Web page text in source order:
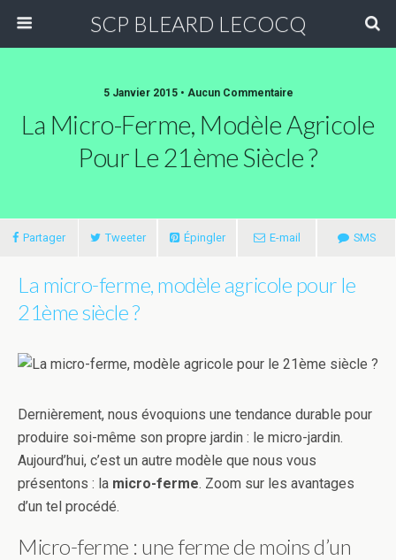
SCP BLEARD LECOCQ
5 Janvier 2015 • Aucun Commentaire
La Micro-Ferme, Modèle Agricole
Pour Le 21ème Siècle ?
Partager Tweeter Épingler E-mail SMS
La micro-ferme, modèle agricole pour le
21ème siècle ?
Dernièrement, nous évoquions une tendance durable pour
produire soi-même son propre jardin : le micro-jardin.
Aujourd’hui, c’est un autre modèle que nous vous
présentons : la micro-ferme. Zoom sur les avantages
d’un tel procédé.
Micro-ferme : une ferme de moins d’un